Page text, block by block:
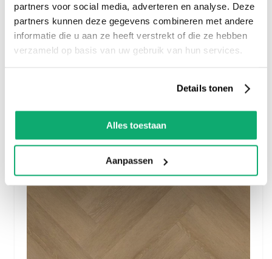
partners voor social media, adverteren en analyse. Deze
partners kunnen deze gegevens combineren met andere
informatie die u aan ze heeft verstrekt of die ze hebben
verzameld op basis van uw gebruik van hun services.
Details tonen
Alles toestaan
Aanpassen
Vtwonen Basic Dryback Light Grey